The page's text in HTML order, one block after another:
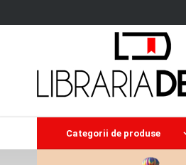
Categorii de produse